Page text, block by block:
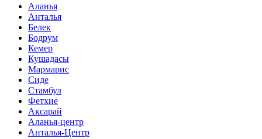
Аланья
Анталья
Белек
Бодрум
Кемер
Кушадасы
Мармарис
Сиде
Стамбул
Фетхие
Аксарай
Аланья-центр
Анталья-Центр